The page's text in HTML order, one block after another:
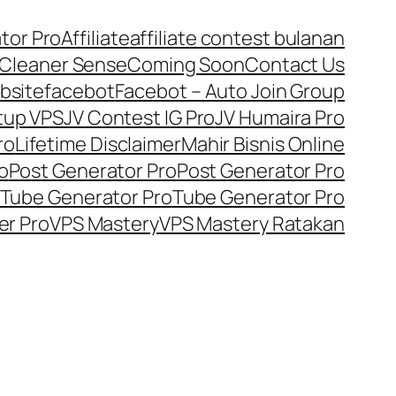
ProAffiliateaffiliate contest bulanan
SenseComing SoonContact Us
facebotFacebot – Auto Join Group
VPSJV Contest IG ProJV Humaira Pro
Lifetime DisclaimerMahir Bisnis Online
Post Generator ProPost Generator Pro
Tube Generator ProTube Generator Pro
ProVPS MasteryVPS Mastery Ratakan